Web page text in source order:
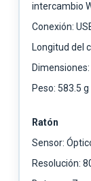
intercambio
Conexión:
Longitud del
Peso: 583.5 g
Ratón
Sensor:
Resolución: